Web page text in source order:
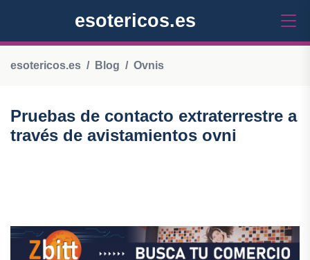
esotericos.es
esotericos.es Blog Ovnis
Pruebas de contacto extraterrestre a
través de avistamientos ovni